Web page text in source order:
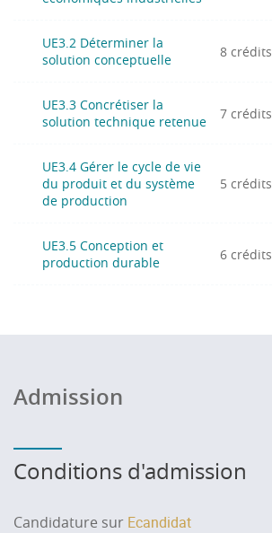
UE3.2 Déterminer la
solution conceptuelle
8 crédits
UE3.3 Concrétiser la
solution technique retenue
7 crédits
UE3.4 Gérer le cycle de vie
du produit et du système
de production
5 crédits
UE3.5 Conception et
production durable
6 crédits
Admission
Conditions d'admission
Candidature sur Ecandidat